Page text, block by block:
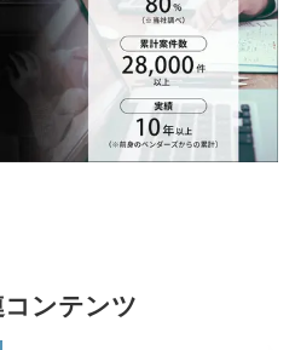
ンテンツ